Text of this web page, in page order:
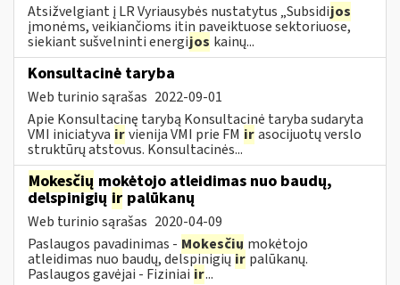
Atsižvelgiant į LR Vyriausybės nustatytus „Subsidijos
įmonėms, veikiančioms itin paveiktuose sektoriuose,
siekiant sušvelninti energijos kainų...
Konsultacinė taryba
Web turinio sąrašas 2022-09-01
Apie Konsultacinę tarybą Konsultacinė taryba sudaryta
VMI iniciatyva irvienija VMI prie FM irasocijuotų verslo
struktūrų atstovus. Konsultacinės...
Mokesčių mokėtojo atleidimas nuo baudų,
delspinigių ir palūkanų
Web turinio sąrašas 2020-04-09
Paslaugos pavadinimas - Mokesčių mokėtojo
atleidimas nuo baudų, delspinigiųir palūkanų.
Paslaugos gavėjai - Fiziniai ir...